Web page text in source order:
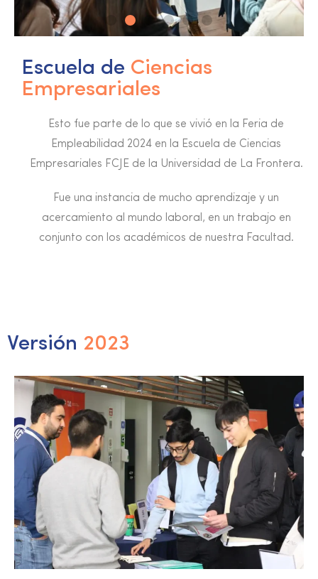
Escuela de Ciencias
Empresariales
Esto fue parte de lo que se vivió en la Feria de
Empleabilidad 2024 en la Escuela de Ciencias
Empresariales FCJE de la Universidad de La Frontera.
Fue una instancia de mucho aprendizaje y un
acercamiento al mundo laboral, en un trabajo en
conjunto con los académicos de nuestra Facultad.
Versión 2023